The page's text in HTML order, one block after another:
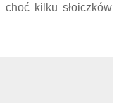
kilku słoiczków